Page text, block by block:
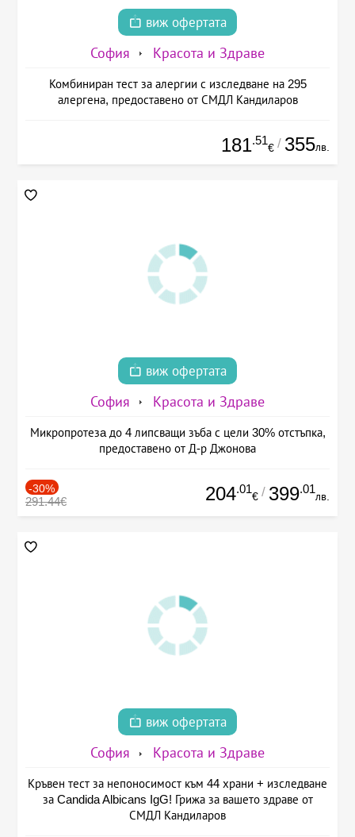
виж офертата
София Красота и Здраве
Комбиниран тест за алергии с изследване на 295
алергена, предоставено от СМДЛ Кандиларов
181.51
€ / 355лв.
виж офертата
София Красота и Здраве
Микропротезa до 4 липсващи зъба с цели 30% отстъпка,
предоставено от Д-р Джонова
-30%
291.44€ 204.01
€ / 399.01
лв.
виж офертата
София Красота и Здраве
Кръвен тест за непоносимост към 44 храни + изследване
за Candida Albicans IgG! Грижа за вашето здраве от
СМДЛ Кандиларов